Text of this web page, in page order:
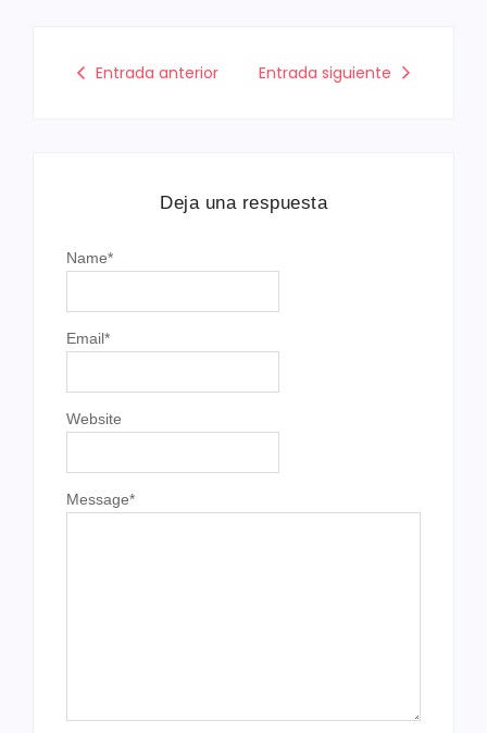
Entrada anterior Entrada siguiente
Deja una respuesta
Message*
Name*
Email*
Website